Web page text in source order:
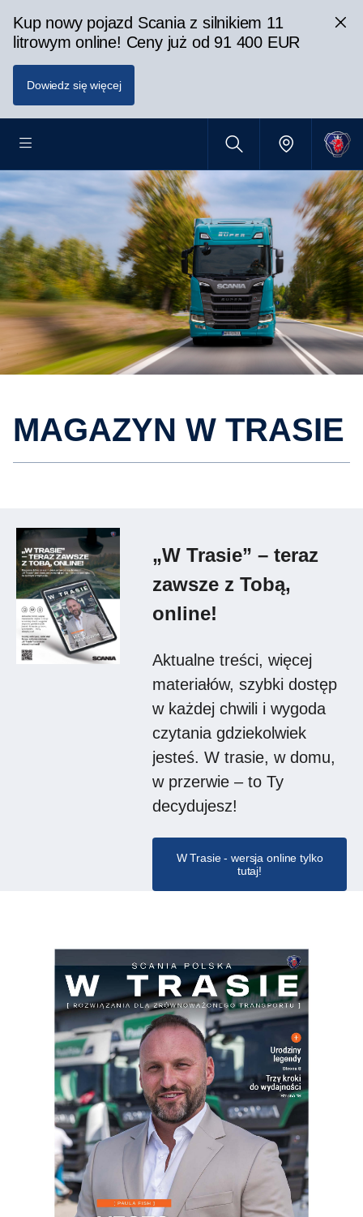
Kup nowy pojazd Scania z silnikiem 11
litrowym online! Ceny już od 91 400 EUR
Dowiedz się więcej
MAGAZYN W TRASIE
„W Trasie” – teraz
zawsze z Tobą,
online!
Aktualne treści, więcej
materiałów, szybki dostęp
w każdej chwili i wygoda
czytania gdziekolwiek
jesteś. W trasie, w domu,
w przerwie – to Ty
decydujesz!
W Trasie - wersja online tylko
tutaj!